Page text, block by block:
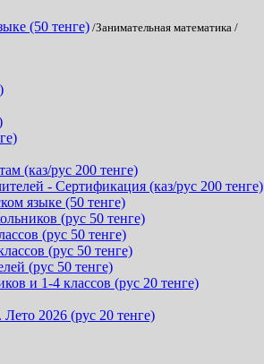
(50 тенге) /Занимательная математика /
(каз/рус 200 тенге)
- Сертификация (каз/рус 200 тенге)
языке (50 тенге)
(рус 50 тенге)
(рус 50 тенге)
(рус 50 тенге)
(рус 50 тенге)
и 1-4 классов (рус 20 тенге)
2026 (рус 20 тенге)